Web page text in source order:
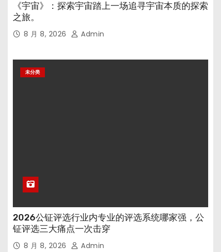
《宇宙》：探索宇宙踏上一场追寻宇宙本质的探索
之旅。
8 月 8, 2026 Admin
未分类
2026公钲评选行业内专业的评选系统哪家强，公
钲评选三大痛点一次击穿
8 月 8, 2026 Admin